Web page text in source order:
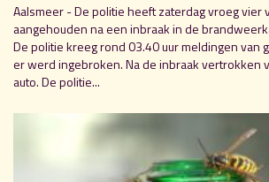
Aalsmeer - De politie heeft zaterdag vroeg vier
aangehouden na een inbraak in de
De politie kreeg rond 03.40 uur meldingen van
er werd ingebroken. Na de inbraak vertrokken
auto. De politie...